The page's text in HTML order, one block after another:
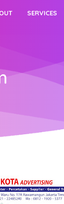
SERVICES